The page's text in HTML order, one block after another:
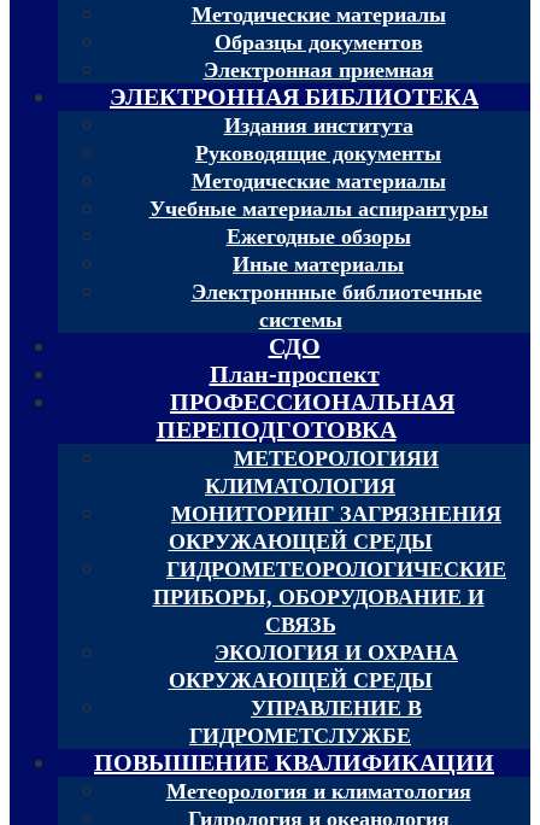
Методические материалы
Образцы документов
Электронная приемная
ЭЛЕКТРОННАЯ БИБЛИОТЕКА
Издания института
Руководящие документы
Методические материалы
Учебные материалы аспирантуры
Ежегодные обзоры
Иные материалы
Электроннные библиотечные
системы
СДО
План-проспект
ПРОФЕССИОНАЛЬНАЯ
ПЕРЕПОДГОТОВКА
МЕТЕОРОЛОГИЯИ
КЛИМАТОЛОГИЯ
МОНИТОРИНГ ЗАГРЯЗНЕНИЯ
ОКРУЖАЮЩЕЙ СРЕДЫ
ГИДРОМЕТЕОРОЛОГИЧЕСКИЕ
ПРИБОРЫ, ОБОРУДОВАНИЕ И
СВЯЗЬ
ЭКОЛОГИЯ И ОХРАНА
ОКРУЖАЮЩЕЙ СРЕДЫ
УПРАВЛЕНИЕ В
ГИДРОМЕТСЛУЖБЕ
ПОВЫШЕНИЕ КВАЛИФИКАЦИИ
Метеорология и климатология
Гидрология и океанология